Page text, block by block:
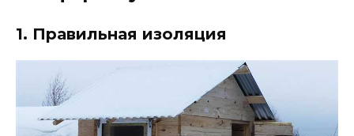
1. Правильная изоляция